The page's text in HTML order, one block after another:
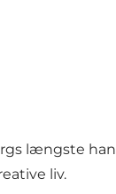
længste
liv.